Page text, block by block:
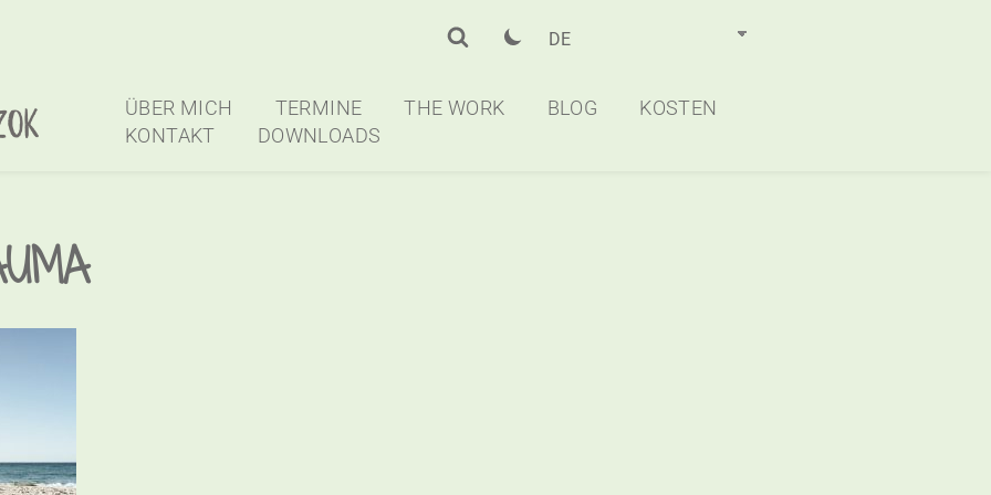
DE
ÜBER MICH TERMINE THE WORK BLOG
KOSTEN
KONTAKT
DOWNLOADS